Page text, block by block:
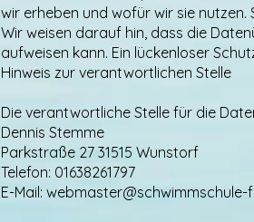
wir erheben und wofür wir sie
Wir weisen darauf hin, dass die
aufweisen kann. Ein lückenloser
Hinweis zur verantwortlichen Stelle
Die verantwortliche Stelle für die
Dennis Stemme
Parkstraße 27 31515 Wunstorf
Telefon: 01638261797
E-Mail: